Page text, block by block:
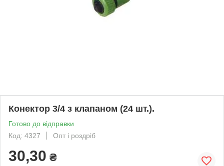
Конектор 3/4 з клапаном (24 шт.).
Готово до відправки
Код: 4327
Опт і роздріб
30,30 ₴